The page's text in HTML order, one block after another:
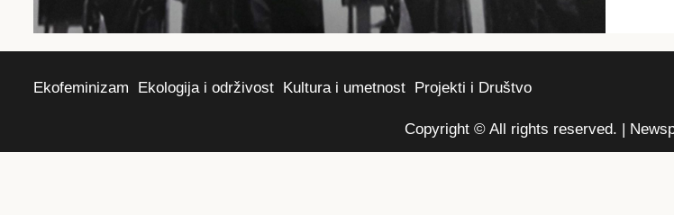
Ekofeminizam Ekologija i održivost Kultura i umetnost Projekti i Društvo
Copyright © All rights reserved. |